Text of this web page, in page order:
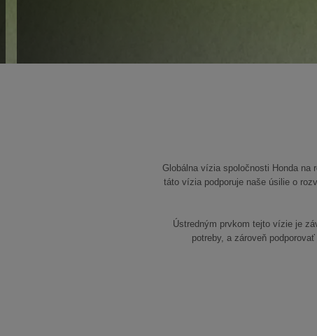
Globálna vízia spoločnosti Honda
táto vízia podporuje naše úsilie o
Ústredným prvkom tejto vízie je
potreby, a zároveň